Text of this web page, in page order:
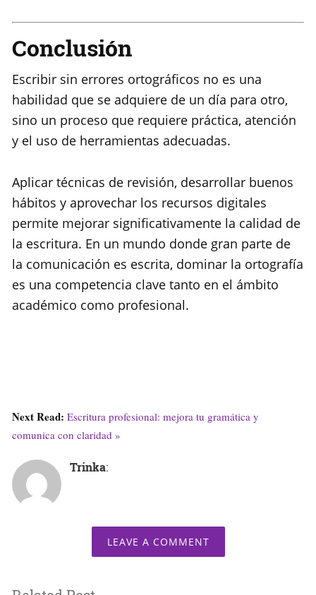
Conclusión
Escribir sin errores ortográficos no es una
habilidad que se adquiere de un día para otro,
sino un proceso que requiere práctica, atención
y el uso de herramientas adecuadas.
Aplicar técnicas de revisión, desarrollar buenos
hábitos y aprovechar los recursos digitales
permite mejorar significativamente la calidad de
la escritura. En un mundo donde gran parte de
la comunicación es escrita, dominar la ortografía
es una competencia clave tanto en el ámbito
académico como profesional.
Next Read: Escritura profesional: mejora tu gramática y
comunica con claridad »
Trinka:
LEAVE A COMMENT